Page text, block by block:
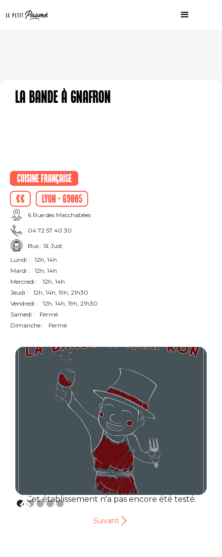
La Bande à Gnafron
Cuisine française
€€
Lyon - 69005
6 Rue des Macchabées
04 72 57 40 30
Bus : St Just
Lundi :
12h, 14h
Mardi :
12h, 14h
Mercredi :
12h, 14h
Jeudi :
12h, 14h, 19h, 21h30
Vendredi :
12h, 14h, 19h, 21h30
Samedi :
Fermé
Dimanche :
Fermé
Cet établissement n'a pas encore été testé.
Suivant